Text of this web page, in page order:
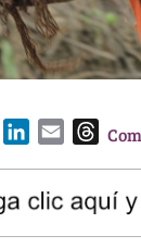
k
e
l
T
e
a